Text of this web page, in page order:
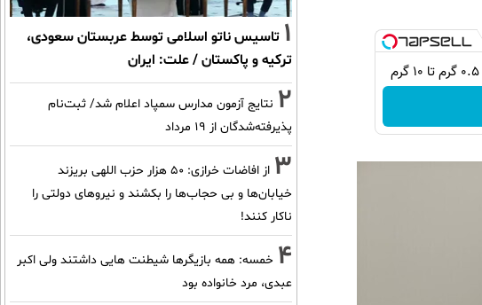
1 تاسیس ناتو اسلامی توسط عربستان سعودی،
ترکیه و پاکستان / علت: ایران
2 نتایج آزمون مدارس سمپاد اعلام شد/ ثبت‌نام
پذیرفته‌شدگان از ۱۹ مرداد
3
از افاضات خرازی: ۵۰ هزار حزب اللهی بریزند
خیابان‌ها و بی حجاب‌ها را بکشند و نیرو‌های دولتی را
ناکار کنند!
4 خمسه: همه بازیگرها شیطنت هایی داشتند ولی اکبر
عبدی، مرد خانواده بود